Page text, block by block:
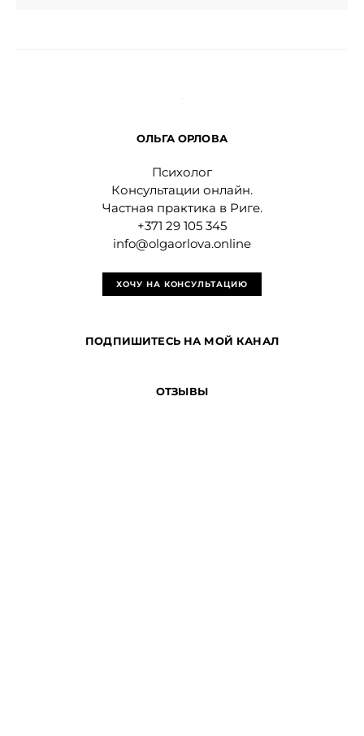
ОЛЬГА ОРЛОВА
Психолог
Консультации онлайн.
Частная практика в Риге.
+371 29 105 345
info@olgaorlova.online
ХОЧУ НА КОНСУЛЬТАЦИЮ
ПОДПИШИТЕСЬ НА МОЙ КАНАЛ
ОТЗЫВЫ